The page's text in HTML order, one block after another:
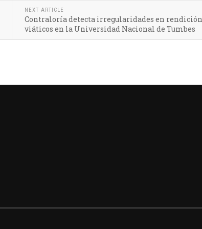
NEXT ARTICLE
Contraloría detecta irregularidades en
viáticos en la Universidad Nacional de Tumbes